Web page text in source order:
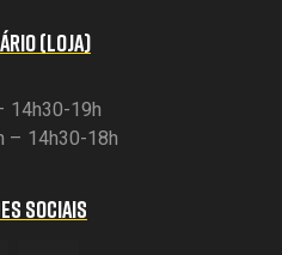
(LOJA)
14h30-19h
– 14h30-18h
SOCIAIS